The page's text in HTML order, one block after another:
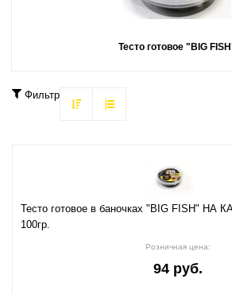
Тесто готовое "BIG
Фильтр
Тесто готовое в баночках "BIG FISH" НА
100гр.
Розничная цена:
94 руб.